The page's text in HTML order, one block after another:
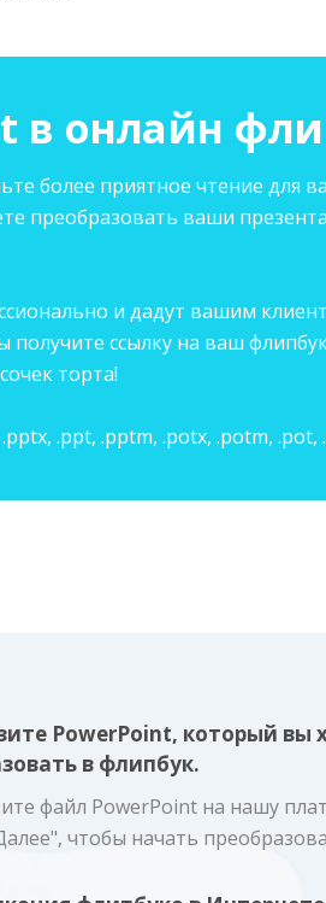
в онлайн
более приятное чтение для
преобразовать ваши
и дадут вашим
получите ссылку на ваш
торта!
.ppt, .pptm, .potx, .potm, .pot,
PowerPoint, который вы
в флипбук.
файл PowerPoint на нашу
чтобы начать